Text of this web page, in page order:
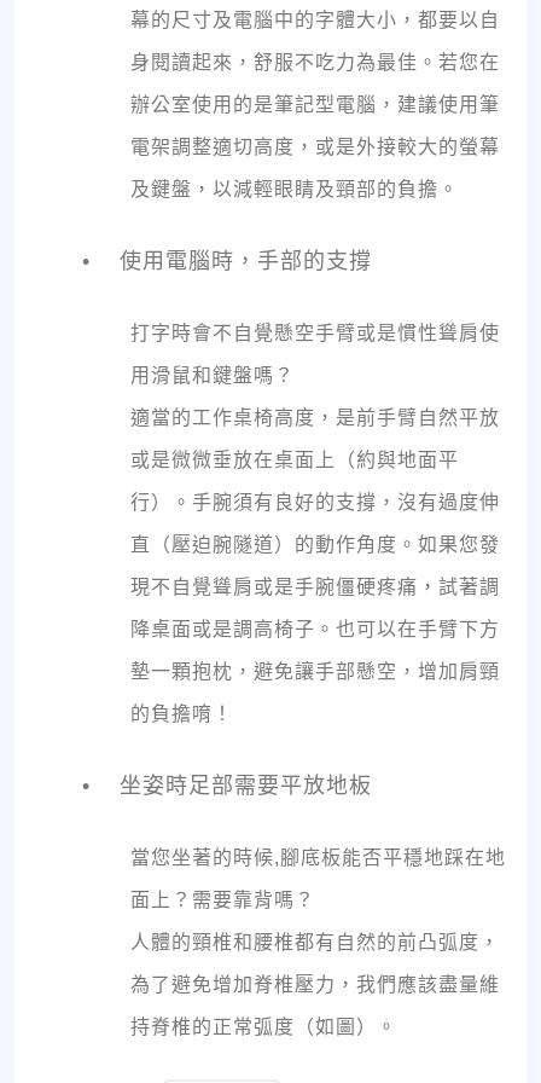
幕的尺寸及電腦中的字體大小，都要以自
身閱讀起來，舒服不吃力為最佳。若您在
辦公室使用的是筆記型電腦，建議使用筆
電架調整適切高度，或是外接較大的螢幕
及鍵盤，以減輕眼睛及頸部的負擔。
• 使用電腦時，手部的支撐
打字時會不自覺懸空手臂或是慣性聳肩使
用滑鼠和鍵盤嗎？
適當的工作桌椅高度，是前手臂自然平放
或是微微垂放在桌面上（約與地面平
行）。手腕須有良好的支撐，沒有過度伸
直（壓迫腕隧道）的動作角度。如果您發
現不自覺聳肩或是手腕僵硬疼痛，試著調
降桌面或是調高椅子。也可以在手臂下方
墊一顆抱枕，避免讓手部懸空，增加肩頸
的負擔唷！
• 坐姿時足部需要平放地板
當您坐著的時候,腳底板能否平穩地踩在地
面上？需要靠背嗎？
人體的頸椎和腰椎都有自然的前凸弧度，
為了避免增加脊椎壓力，我們應該盡量維
持脊椎的正常弧度（如圖）。